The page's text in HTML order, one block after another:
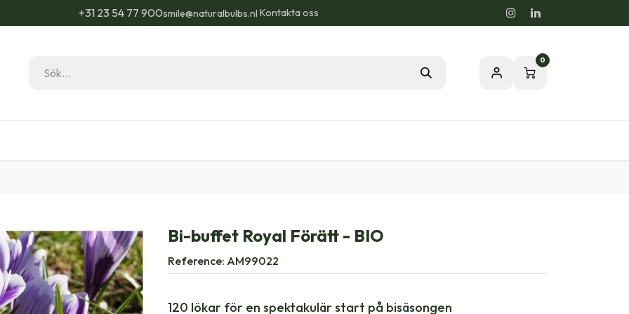
+31 23 54 77 900smile@naturalbulbs.nl Kontakta oss
0
Bi-buffet Royal Förätt - BIO
Reference: AM99022
120 lökar för en spektakulär start på bisäsongen